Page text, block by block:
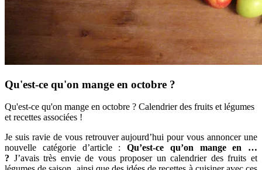
Qu'est-ce qu'on mange en octobre ?
Qu'est-ce qu'on mange en octobre ? Calendrier des fruits et légumes
et recettes associées !
Je suis ravie de vous retrouver aujourd’hui pour vous annoncer une
nouvelle catégorie d’article : Qu’est-ce qu’on mange en …
? J’avais très envie de vous proposer un calendrier des fruits et